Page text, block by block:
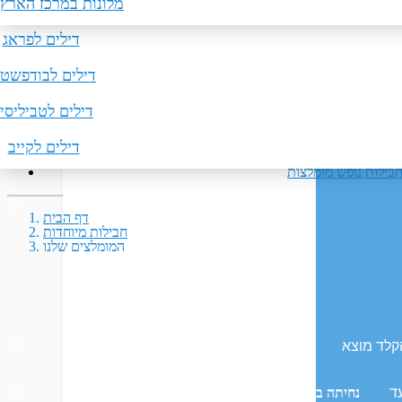
טיסות ללונדון
טיסות לברלין
מלונות באילת
דילים לפריז
דילים לפראג
דילים לבודפשט
דילים לטביליסי
דילים לקייב
מלונות במרכז הארץ
נחיתה ב
נופש מומלצות
דף הבית
חבילות מיוחדות
המומלצים שלנו